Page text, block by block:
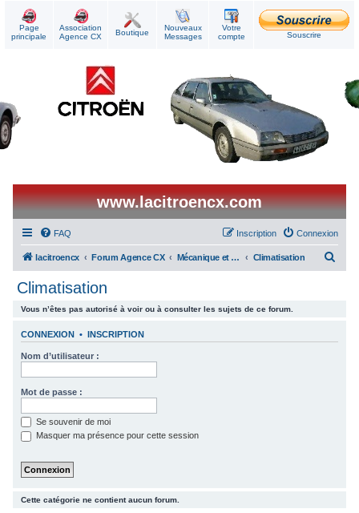
Page
principale
Association
Agence CX
Boutique
Nouveaux
Messages
Votre
compte
Souscrire
www.lacitroencx.com
FAQ Connexion
Inscription
lacitroencx Forum Agence CX Mécanique et Réparations Climatisation
Climatisation
Vous n’êtes pas autorisé à voir ou à consulter les sujets de ce forum.
CONNEXION • INSCRIPTION
Nom d’utilisateur :
Mot de passe :
Se souvenir de moi
Masquer ma présence pour cette session
Cette catégorie ne contient aucun forum.